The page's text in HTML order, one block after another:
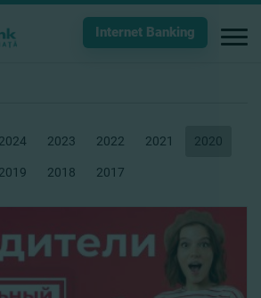
Internet Banking
2024 2023 2022 2021 2020
2019 2018 2017